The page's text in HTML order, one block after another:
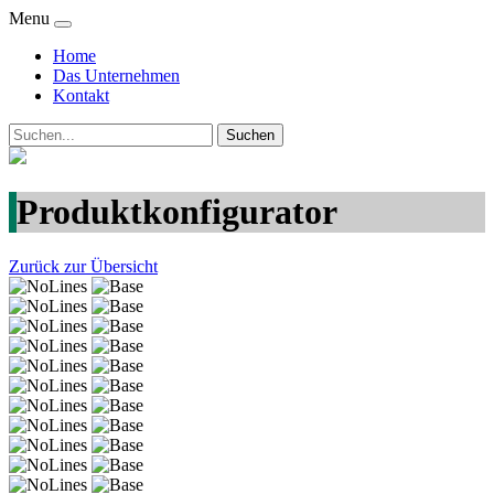
Menu
Home
Das Unternehmen
Kontakt
Produktkonfigurator
Zurück zur Übersicht